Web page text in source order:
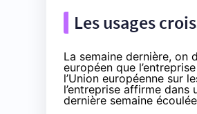
Les usages
La semaine dernière, on
européen que
l’Union européenne sur
l’entreprise affirme dans
dernière semaine